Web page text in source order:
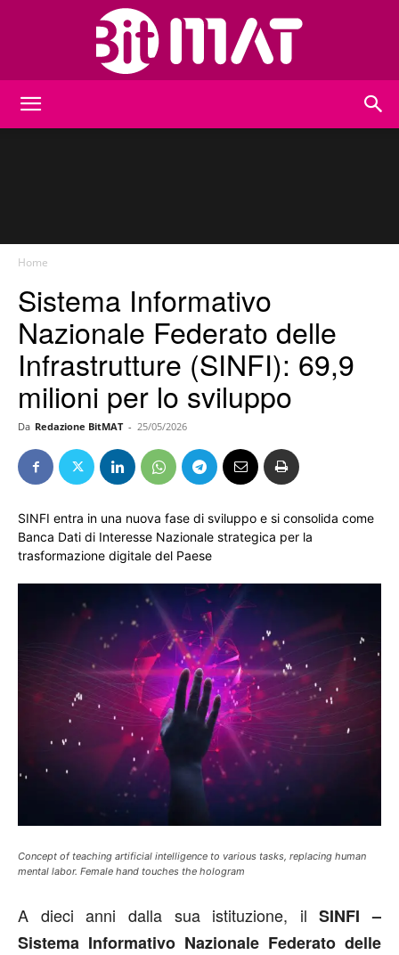
Home
Sistema Informativo
Nazionale Federato delle
Infrastrutture (SINFI): 69,9
milioni per lo sviluppo
Da Redazione BitMAT - 25/05/2026
SINFI entra in una nuova fase di sviluppo e si consolida come
Banca Dati di Interesse Nazionale strategica per la
trasformazione digitale del Paese
Concept of teaching artificial intelligence to various tasks, replacing human
mental labor. Female hand touches the hologram
A dieci anni dalla sua istituzione, ilSINFI –
Sistema Informativo Nazionale Federato delle